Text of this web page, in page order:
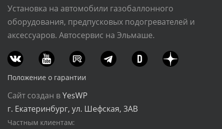
Установка на автомобили газобаллонного
оборудования, предпусковых подогревателей и
аксессуаров. Автосервис на Эльмаше.
Положение о гарантии
Сайт создан вYesWP
г. Екатеринбург, ул. Шефская, 3АВ
Частным клиентам: